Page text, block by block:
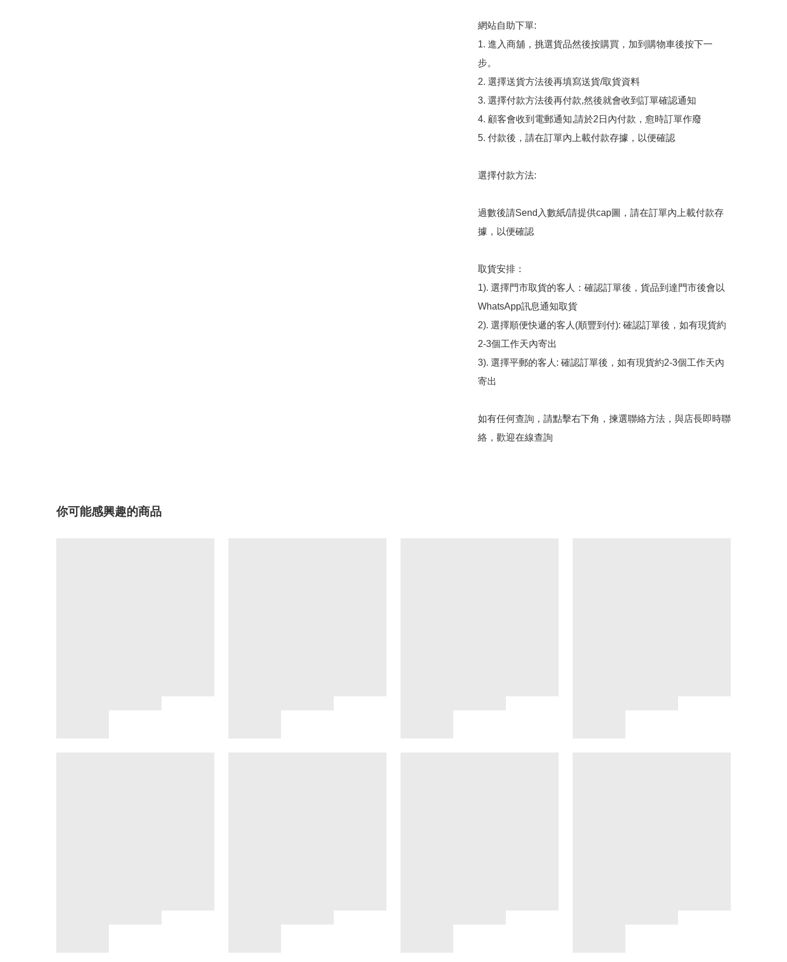
網站自助下單:
1. 進入商舖，挑選貨品然後按購買，加到購物車後按下一
步。
2. 選擇送貨方法後再填寫送貨/取貨資料
3. 選擇付款方法後再付款,然後就會收到訂單確認通知
4. 顧客會收到電郵通知,請於2日內付款，愈時訂單作廢
5. 付款後，請在訂單內上載付款存據，以便確認
選擇付款方法:
過數後請Send入數紙/請提供cap圖，請在訂單內上載付款存
據，以便確認
取貨安排：
1). 選擇門市取貨的客人：確認訂單後，貨品到達門市後會以
WhatsApp訊息通知取貨
2). 選擇順便快遞的客人(順豐到付): 確認訂單後，如有現貨約
2-3個工作天內寄出
3). 選擇平郵的客人: 確認訂單後，如有現貨約2-3個工作天內
寄出
如有任何查詢，請點擊右下角，揀選聯絡方法，與店長即時聯
絡，歡迎在線查詢
你可能感興趣的商品